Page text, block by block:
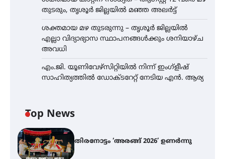
തുടരും, തൃശൂർ ജില്ലയിൽ മഞ്ഞ അലർട്ട്
ശക്തമായ മഴ തുടരുന്നു – തൃശൂർ ജില്ലയിൽ
എല്ലാ വിദ്യാഭ്യാസ സ്ഥാപനങ്ങൾക്കും ശനിയാഴ്ച
അവധി
എം.ജി. യൂണിവേഴ്‌സിറ്റിയിൽ നിന്ന് ഇംഗ്ളീഷ്
സാഹിത്യത്തിൽ ഡോക്ടറേറ്റ് നേടിയ എൻ. ആര്യ
Top News
തിരനോട്ടം ‘അരങ്ങ് 2026’ ഉണർന്നു